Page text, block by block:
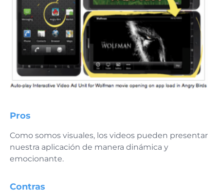
Pros
Como somos visuales, los videos pueden presentar
nuestra aplicación de manera dinámica y
emocionante.
Contras